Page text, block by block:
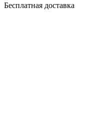
Бесплатная доставка